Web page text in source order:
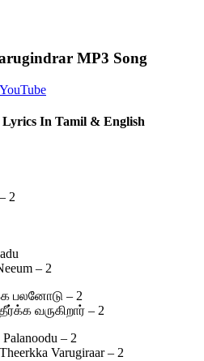
MP3 Song
YouTube
In Tamil & English
2
– 2
பலனோடு – 2
வருகிறார் – 2
– 2
Varugiraar – 2